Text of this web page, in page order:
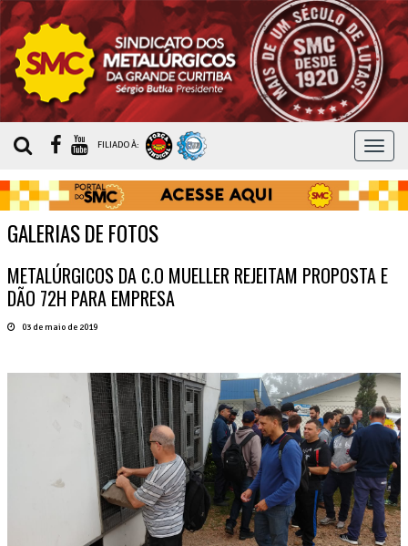
MENU
FILIADO À:
GALERIAS DE FOTOS
METALÚRGICOS DA C.O MUELLER REJEITAM PROPOSTA E
DÃO 72H PARA EMPRESA
03 de maio de 2019